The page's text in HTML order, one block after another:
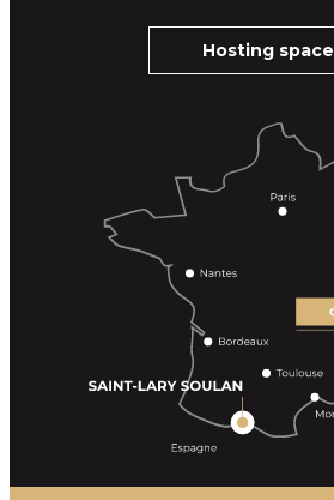
Hosting space